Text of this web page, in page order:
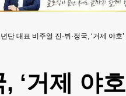
단 대표 비주얼 진·뷔·정국, ‘거제 야호
‘거제 야